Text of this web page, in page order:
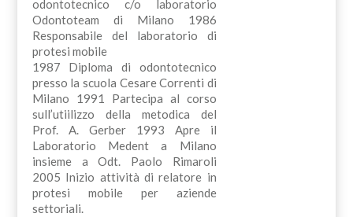
odontotecnico c/o laboratorio
Odontoteam di Milano 1986
Responsabile del laboratorio di
protesi mobile
1987 Diploma di odontotecnico
presso la scuola Cesare Correnti di
Milano 1991 Partecipa al corso
sull’utiilizzo della metodica del
Prof. A. Gerber 1993 Apre il
Laboratorio Medent a Milano
insieme a Odt. Paolo Rimaroli
2005 Inizio attività di relatore in
protesi mobile per aziende
settoriali.